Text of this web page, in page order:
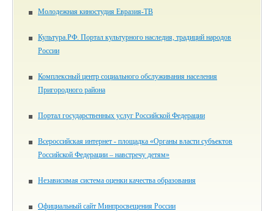
Молодежная киностудия Евразия-ТВ
Культура.РФ. Портал культурного наследия, традиций народов
России
Комплексный центр социального обслуживания населения
Пригородного района
Портал государственных услуг Российской Федерации
Всероссийская интернет - площадка «Органы власти субъектов
Российской Федерации – навстречу детям»
Независимая система оценки качества образования
Официальный сайт Минпросвещения России